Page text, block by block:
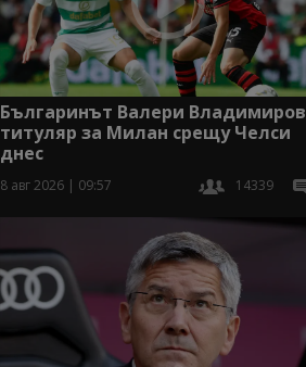
Българинът Валери Владимиров
титуляр за Милан срещу Челси
днес
8 авг 2026 | 09:57 14339